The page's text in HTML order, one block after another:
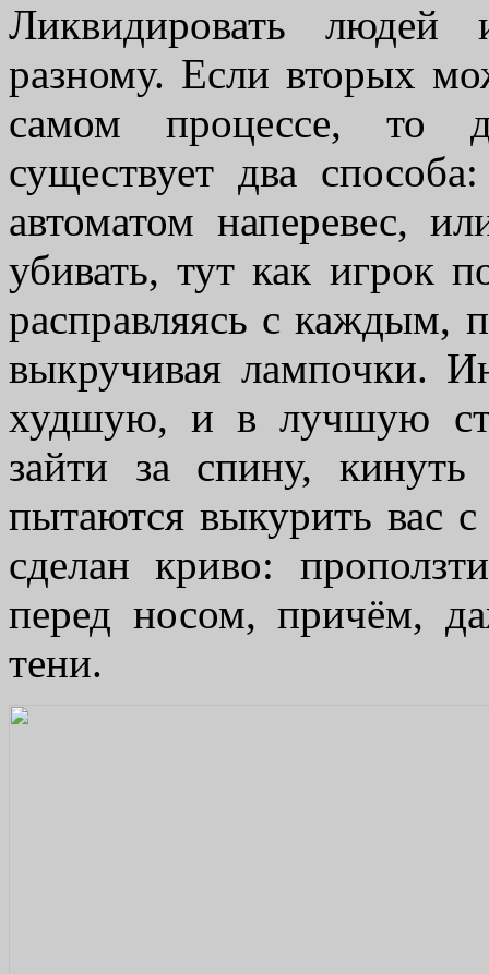
Ликвидировать
разному. Если вторых
самом процессе, то
существует два
автоматом наперевес,
убивать, тут как игрок
расправляясь с каждым,
выкручивая лампочки.
худшую, и в лучшую
зайти за спину,
пытаются выкурить вас
сделан криво:
перед носом, причём,
тени.